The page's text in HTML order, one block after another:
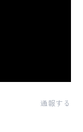
通報する